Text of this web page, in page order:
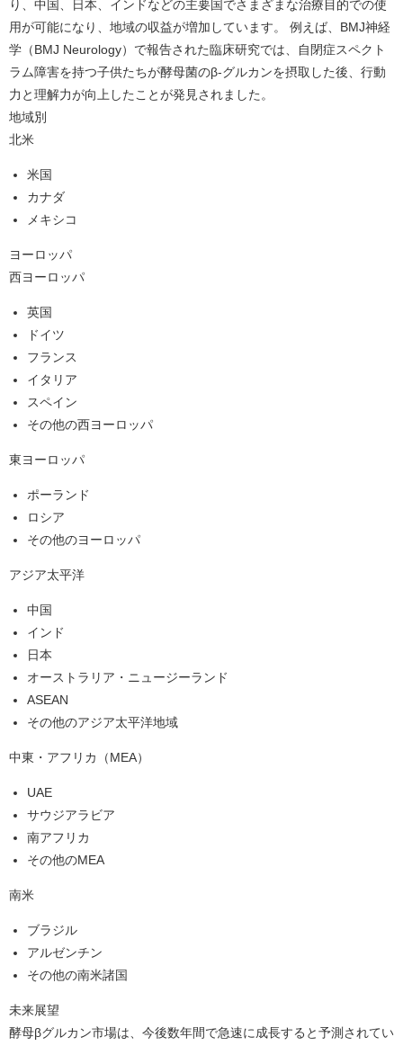
り、中国、日本、インドなどの主要国でさまざまな治療目的での使
用が可能になり、地域の収益が増加しています。 例えば、BMJ神経
学（BMJ Neurology）で報告された臨床研究では、自閉症スペクト
ラム障害を持つ子供たちが酵母菌のβ-グルカンを摂取した後、行動
力と理解力が向上したことが発見されました。
地域別
北米
米国
カナダ
メキシコ
ヨーロッパ
西ヨーロッパ
英国
ドイツ
フランス
イタリア
スペイン
その他の西ヨーロッパ
東ヨーロッパ
ポーランド
ロシア
その他のヨーロッパ
アジア太平洋
中国
インド
日本
オーストラリア・ニュージーランド
ASEAN
その他のアジア太平洋地域
中東・アフリカ（MEA）
UAE
サウジアラビア
南アフリカ
その他のMEA
南米
ブラジル
アルゼンチン
その他の南米諸国
未来展望
酵母βグルカン市場は、今後数年間で急速に成長すると予測されてい